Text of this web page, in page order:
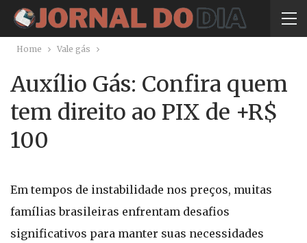
Home Vale gás
Auxílio Gás: Confira quem
tem direito ao PIX de +R$
100
Em tempos de instabilidade nos preços, muitas
famílias brasileiras enfrentam desafios
significativos para manter suas necessidades